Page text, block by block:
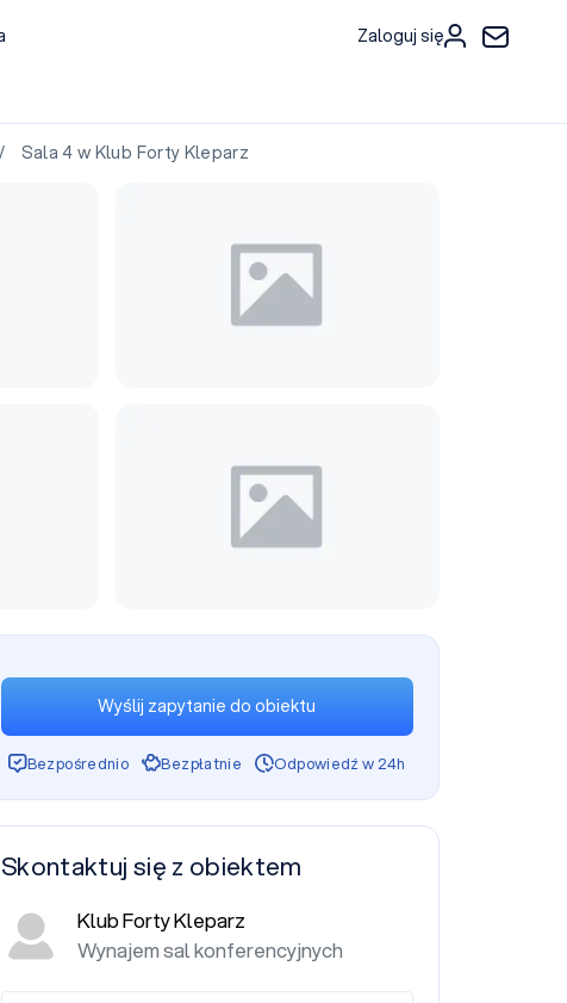
Zaloguj się
Sala 4 w Klub Forty Kleparz
Wyślij zapytanie do obiektu
Bezpośrednio Bezpłatnie Odpowiedź w 24h
Skontaktuj się z obiektem
Klub Forty Kleparz
Wynajem sal konferencyjnych